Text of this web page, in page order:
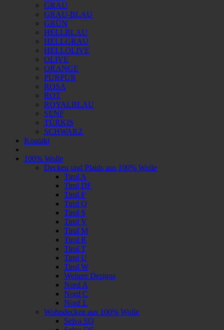
GRAU
GRAU-BLAU
GRÜN
HELLBLAU
HELLGRAU
HELLOLIVE
OLIVE
ORANGE
PURPUR
ROSA
ROT
ROYALBLAU
SENF
TÜRKIS
SCHWARZ
Kontakt
100% Wolle
Decken und Plaids aus 100% Wolle
Tirol A
Tirol DF
Tirol F
Tirol Q
Tirol S
Tirol V
Tirol M
Tirol R
Tirol T
Tirol U
Tirol W
Weitere Designs
Nord A
Nord C
Nord L
Wohndecken aus 100% Wolle
Selva SQ